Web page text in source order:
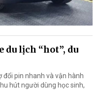
du lịch “hot”, du
đổi pin nhanh và vận hành
hút người dùng học sinh,